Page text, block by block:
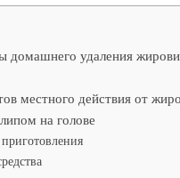
удаления
местного действия от
на голове